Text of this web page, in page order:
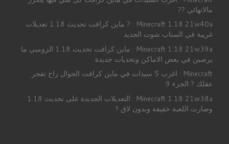
مالانهائي ??
Minecraft 1.18 21w40a : ? ماين كرافت تحديث 1.18 تعديلات
غريبة في السناب شوت الجديد
Minecraft 1.18 21w39a : ماين كرافت تحديث 1.18 الزومبي ما
يرصبن في بعض الاماكن وتحديات جديدة
Minecraft : اغرب 5 سيدات في ماين كرافت الجوال راح تفجر
عقلك ? الجزء 9
Minecraft 1.18 21w38a : التعديلات الجدبدة على تحديث 1.18
وصارت اللعبة خفيفة وبدون لاق ?